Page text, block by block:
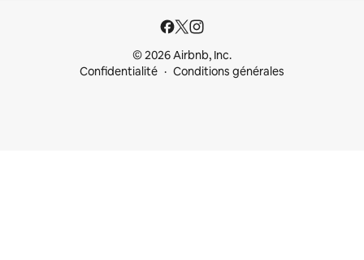
© 2026 Airbnb, Inc.
Confidentialité
Conditions générales